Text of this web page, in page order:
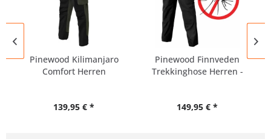
Pinewood Kilimanjaro
Comfort Herren
139,95 € *
Pinewood Finnveden
Trekkinghose Herren -
149,95 € *